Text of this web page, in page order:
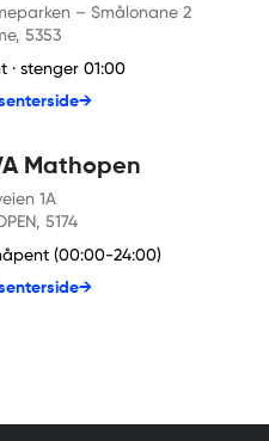
– Smålonane 2
, 5353
· stenger 01:00
→
Mathopen
1A
, 5174
(00:00-24:00)
→